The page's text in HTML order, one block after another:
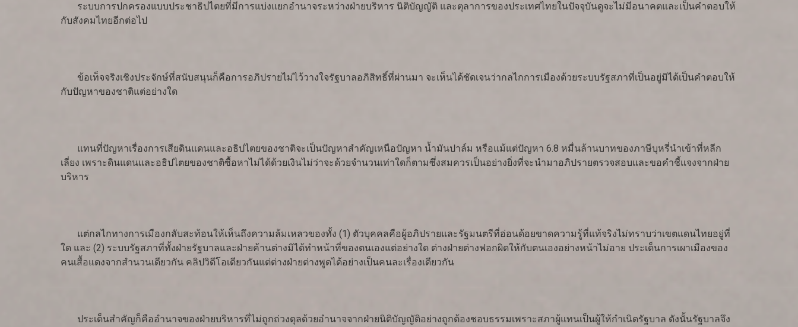
ระบบการปกครองแบบประชาธิปไตยที่มีการแบ่งแยกอำนาจระหว่างฝ่ายบริหาร นิติบัญญัติ และตุลาการของประเทศไทยในปัจจุบันดูจะไม่มีอนาคตและเป็นคำตอบให้
กับสังคมไทยอีกต่อไป
ข้อเท็จจริงเชิงประจักษ์ที่สนับสนุนก็คือการอภิปรายไม่ไว้วางใจรัฐบาลอภิสิทธิ์ที่ผ่านมา จะเห็นได้ชัดเจนว่ากลไกการเมืองด้วยระบบรัฐสภาที่เป็นอยู่มิได้เป็นคำตอบให้
กับปัญหาของชาติแต่อย่างใด
แทนที่ปัญหาเรื่องการเสียดินแดนและอธิปไตยของชาติจะเป็นปัญหาสำคัญเหนือปัญหา น้ำมันปาล์ม หรือแม้แต่ปัญหา 6.8 หมื่นล้านบาทของภาษีบุหรี่นำเข้าที่หลีก
เลี่ยง เพราะดินแดนและอธิปไตยของชาติซื้อหาไม่ได้ด้วยเงินไม่ว่าจะด้วยจำนวนเท่าใดก็ตามซึ่งสมควรเป็นอย่างยิ่งที่จะนำมาอภิปรายตรวจสอบและขอคำชี้แจงจากฝ่าย
บริหาร
แต่กลไกทางการเมืองกลับสะท้อนให้เห็นถึงความล้มเหลวของทั้ง (1) ตัวบุคคลคือผู้อภิปรายและรัฐมนตรีที่อ่อนด้อยขาดความรู้ที่แท้จริงไม่ทราบว่าเขตแดนไทยอยู่ที่
ใด และ (2) ระบบรัฐสภาที่ทั้งฝ่ายรัฐบาลและฝ่ายค้านต่างมิได้ทำหน้าที่ของตนเองแต่อย่างใด ต่างฝ่ายต่างฟอกผิดให้กับตนเองอย่างหน้าไม่อาย ประเด็นการเผาเมืองของ
คนเสื้อแดงจากสำนวนเดียวกัน คลิปวิดีโอเดียวกันแต่ต่างฝ่ายต่างพูดได้อย่างเป็นคนละเรื่องเดียวกัน
ประเด็นสำคัญก็คืออำนาจของฝ่ายบริหารที่ไม่ถูกถ่วงดุลด้วยอำนาจจากฝ่ายนิติบัญญัติอย่างถูกต้องชอบธรรมเพราะสภาผู้แทนเป็นผู้ให้กำเนิดรัฐบาล ดังนั้นรัฐบาลจึง